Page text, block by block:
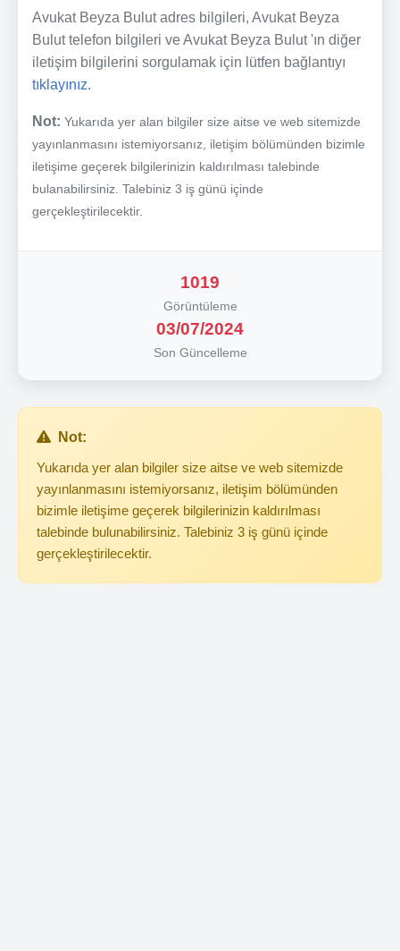
Avukat Beyza Bulut adres bilgileri, Avukat Beyza
Bulut telefon bilgileri ve Avukat Beyza Bulut 'ın diğer
iletişim bilgilerini sorgulamak için lütfen bağlantıyı
tıklayınız.
Not: Yukarıda yer alan bilgiler size aitse ve web sitemizde
yayınlanmasını istemiyorsanız, iletişim bölümünden bizimle
iletişime geçerek bilgilerinizin kaldırılması talebinde
bulanabilirsiniz. Talebiniz 3 iş günü içinde
gerçekleştirilecektir.
1019
Görüntüleme
03/07/2024
Son Güncelleme
Not:
Yukarıda yer alan bilgiler size aitse ve web sitemizde
yayınlanmasını istemiyorsanız, iletişim bölümünden
bizimle iletişime geçerek bilgilerinizin kaldırılması
talebinde bulunabilirsiniz. Talebiniz 3 iş günü içinde
gerçekleştirilecektir.